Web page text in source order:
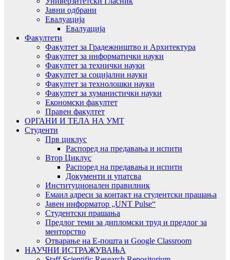
Јавни одбрани
Евалуација
Евалуација
Факултети
Факултет за Градежништво и Архитектура
Факултет за информатички науки
Факултет за технички науки
Факултет за социјални науки
Факултет за технолошки науки
Факултет за хуманистички науки
Економски факултет
Правен факултет
ОРГАНИ И ТЕЛА НА УМТ
Студенти
Прв циклус
Распоред на предавањa и испити
Втор Циклус
Распоред на предавањa и испити
Документи и упатсва
Институционален правилник
Емаил адреси за контакт на студентски прашања
Јавен информатор „UNT Pulse“
Студентски прашања
Предлог теми за дипломски труд и предлог за
менторство
Отварање на Е-пошта и Google Classroom
НАУЧНИ ИСТРАЖУВАЊА